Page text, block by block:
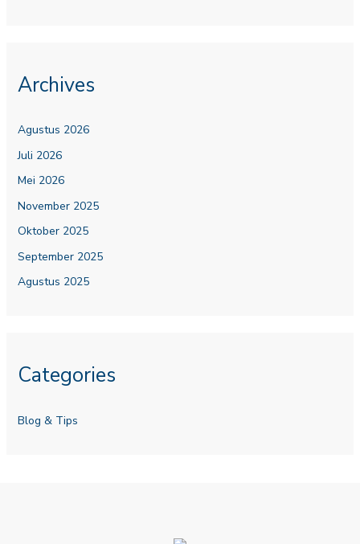
Archives
Agustus 2026
Juli 2026
Mei 2026
November 2025
Oktober 2025
September 2025
Agustus 2025
Categories
Blog & Tips